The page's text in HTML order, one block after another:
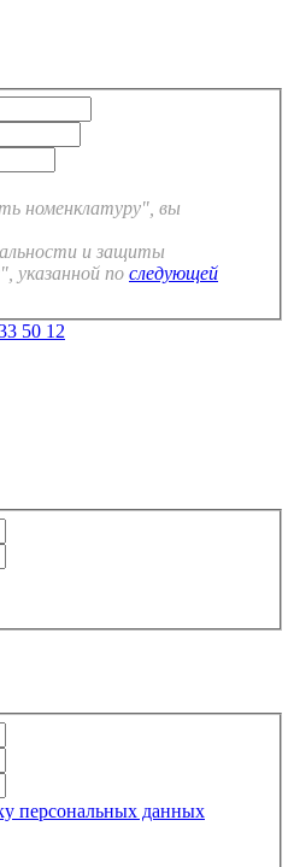
номенклатуру", вы
и защиты
указанной по следующей
50 12
персональных данных